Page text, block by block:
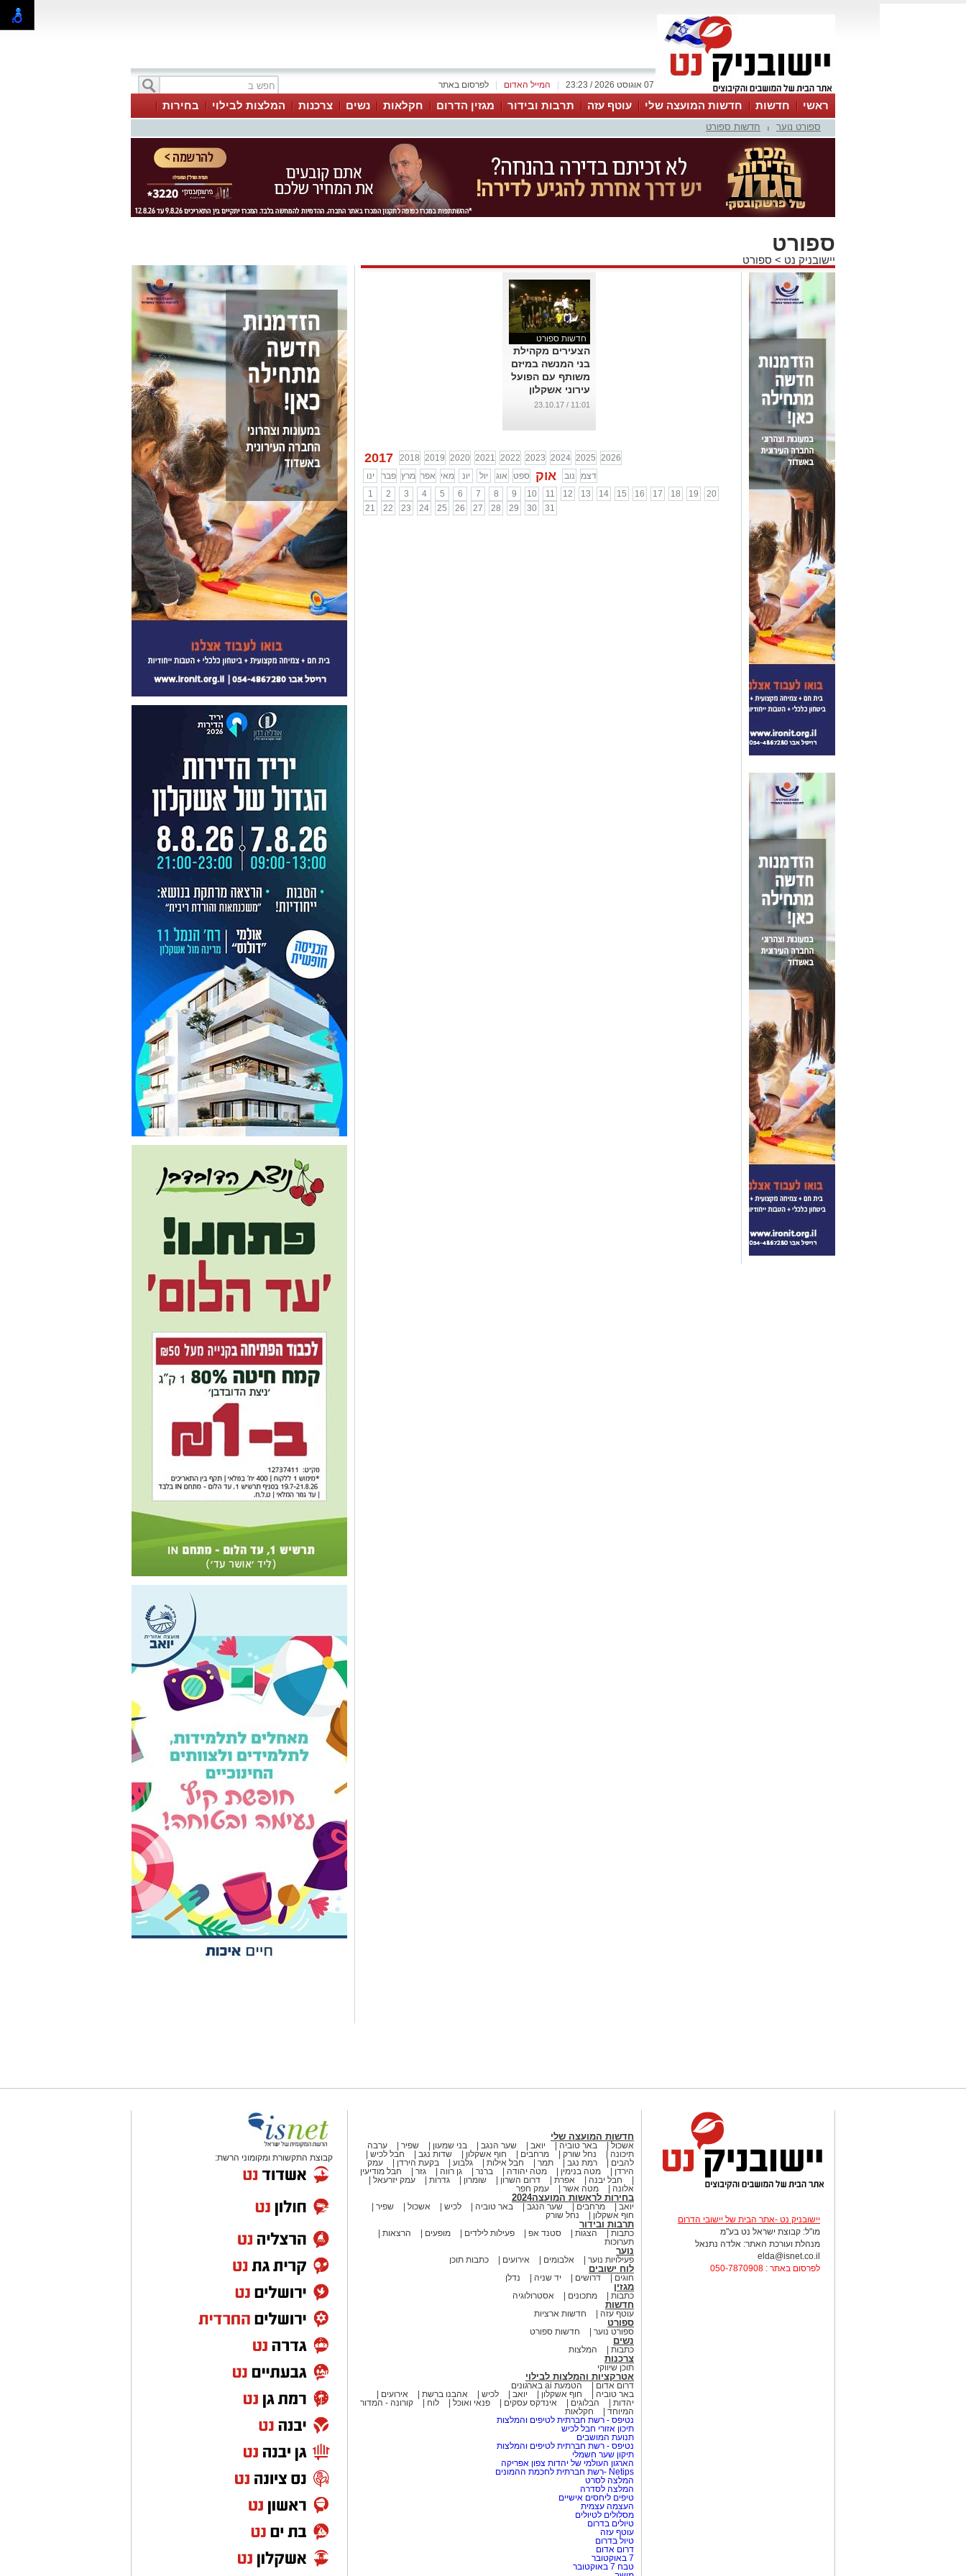
לפרסום באתר המייל האדום 07 אוגוסט 2026 / 23:23
ראשי חדשות חדשות המועצה שלי עוטף עזה תרבות ובידור מגזין הדרום חקלאות נשים צרכנות המלצות לבילוי
בחירות
אינדקס עסקים
לוח טיפים והמלצות ספורט נוער חדשות ספורט
ספורט
יישובניק נט > ספורט
חדשות ספורט
הצעירים מקהילת
בני המנשה במיזם
משותף עם הפועל
עירוני אשקלון
...
11:01 / 23.10.17
2017 2018 2019 2020 2021 2022 2023 2024 2025 2026
ינו
פבר מרץ אפר מאי יונ יול אוג ספט אוק נוב
דצמ
1
2 3 4 5 6 7 8 9 10 11 12 13 14 15 16 17 18 19
20
21
22 23 24 25 26 27 28 29 30 31
יישובניק נט -אתר הבית של יישובי הדרום
מו"ל: קבוצת ישראל נט בע"מ
מנהלת ועורכת האתר: אלדה נתנאל
elda@isnet.co.il
לפרסום באתר : 050-7870908
חדשות המועצה שלי
אשכול באר טוביה יואב שער הנגב בני שמעון שפיר
ערבה
תיכונה
נחל שורק מרחבים חוף אשקלון שדות נגב
חבל לכיש
להבים
רמת נגב תמר חבל אילות גלבוע בקעת הירדן
עמק
הירדן
מטה בנימין מטה יהודה ברנר גן רווה גזר
חבל מודיעין
חבל יבנה
אפרת דרום השרון שומרון גדרות
עמק יזרעאל
אלונה
מטה אשר עמק חפר
בחירות לראשות המועצה2024
יואב מרחבים שער הנגב באר טוביה לכיש אשכול
שפיר
חוף אשקלון
נחל שורק
תרבות ובידור
כתבות הצגות סטנד אפ פעילות לילדים מופעים
הרצאות
תערוכות
נוער
פעילויות נוער אלבומים אירועים כתבות תוכן
לוח ישובים
חוגים דרושים יד שניה נדלן
מגזין
כתבות מתכונים אסטרולוגיה
חדשות
עוטף עזה חדשות ארציות
ספורט
ספורט נוער חדשות ספורט
נשים
כתבות המלצות
צרכנות
תוכן שיווקי
אטרקציות והמלצות לבילוי
דרום אדום
הטמעת ai בארגונים
באר טוביה
חוף אשקלון יואב לכיש אהבנו ברשת
אירועים
יהדות
הבלוגים אינדקס עסקים פנאי ואוכל לוח
קורונה - המדור
המיוחד
חקלאות
נטיפס - רשת חברתית לטיפים והמלצות
תיכון אזורי חבל לכיש
תנועת המושבים
נטיפס - רשת חברתית לטיפים והמלצות
תיקון שער חשמלי
הארגון העולמי של יהדות צפון אפריקה
Netips -רשת חברתית לחכמת ההמונים
המלצה לסרט
המלצה לסדרה
טיפים ליחסים אישיים
העצמה עצמית
מסלולים לטיולים
טיולים בדרום
עוטף עזה
טיול בדרום
דרום אדום
7 באוקטובר
טבח 7 באוקטובר
קבוצת התקשורת ומקומוני הרשת: